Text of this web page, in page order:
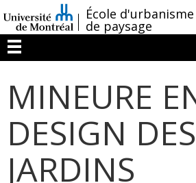
au
contenu
/École
de paysage
Menu
MINEURE
DESIGN DES
JARDINS